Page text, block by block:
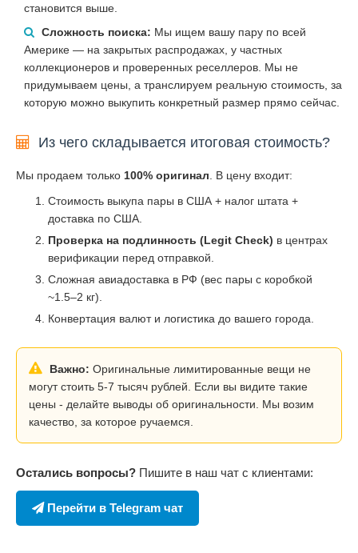
становится выше.
Сложность поиска: Мы ищем вашу пару по всей
Америке — на закрытых распродажах, у частных
коллекционеров и проверенных реселлеров. Мы не
придумываем цены, а транслируем реальную стоимость, за
которую можно выкупить конкретный размер прямо сейчас.
Из чего складывается итоговая стоимость?
Мы продаем только 100% оригинал . В цену входит:
Стоимость выкупа пары в США + налог штата +
доставка по США.
Проверка на подлинность (Legit Check) в центрах
верификации перед отправкой.
Сложная авиадоставка в РФ (вес пары с коробкой
~1.5–2 кг).
Конвертация валют и логистика до вашего города.
Важно: Оригинальные лимитированные вещи не
могут стоить 5-7 тысяч рублей. Если вы видите такие
цены - делайте выводы об оригинальности. Мы возим
качество, за которое ручаемся.
Остались вопросы? Пишите в наш чат с клиентами:
Перейти в Telegram чат